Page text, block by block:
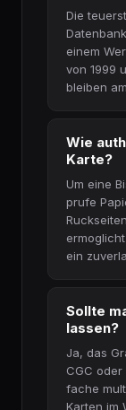
Die
einem
von 1999
bleiben
Wie
Karte?
Um eine
prufe
ein
Sollte
lassen?
Ja, das
CGC oder
fache
Karten im